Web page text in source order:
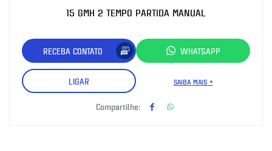
15 GMH 2 TEMPO PARTIDA MANUAL
RECEBA CONTATO WHATSAPP
LIGAR SAIBA MAIS +
Compartilhe: